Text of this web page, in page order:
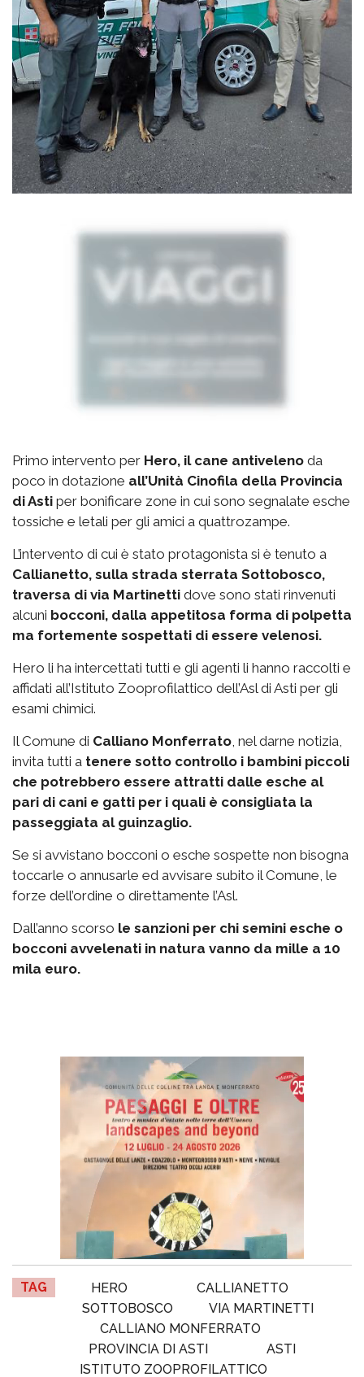
Primo intervento per Hero, il cane antiveleno da
poco in dotazione all’Unità Cinofila della Provincia
di Asti per bonificare zone in cui sono segnalate esche
tossiche e letali per gli amici a quattrozampe.
L’intervento di cui è stato protagonista si è tenuto a
Callianetto, sulla strada sterrata Sottobosco,
traversa di via Martinetti dove sono stati rinvenuti
alcuni bocconi, dalla appetitosa forma di polpetta
ma fortemente sospettati di essere velenosi.
Hero li ha intercettati tutti e gli agenti li hanno raccolti e
affidati all’Istituto Zooprofilattico dell’Asl di Asti per gli
esami chimici.
Il Comune di Calliano Monferrato, nel darne notizia,
invita tutti a tenere sotto controllo i bambini piccoli
che potrebbero essere attratti dalle esche al
pari di cani e gatti per i quali è consigliata la
passeggiata al guinzaglio.
Se si avvistano bocconi o esche sospette non bisogna
toccarle o annusarle ed avvisare subito il Comune, le
forze dell’ordine o direttamente l’Asl.
Dall’anno scorso le sanzioni per chi semini esche o
bocconi avvelenati in natura vanno da mille a 10
mila euro.
TAG HERO
CALLIANETTO
SOTTOBOSCO
VIA MARTINETTI
CALLIANO MONFERRATO
PROVINCIA DI ASTI
ASTI
ISTITUTO ZOOPROFILATTICO